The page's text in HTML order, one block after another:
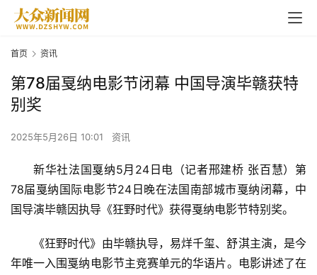
首页 资讯
第78届戛纳电影节闭幕 中国导演毕赣获特
别奖
2025年5月26日 10:01 资讯
新华社法国戛纳5月24日电（记者邢建桥 张百慧）第
78届戛纳国际电影节24日晚在法国南部城市戛纳闭幕，中
国导演毕赣因执导《狂野时代》获得戛纳电影节特别奖。
《狂野时代》由毕赣执导，易烊千玺、舒淇主演，是今
年唯一入围戛纳电影节主竞赛单元的华语片。电影讲述了在